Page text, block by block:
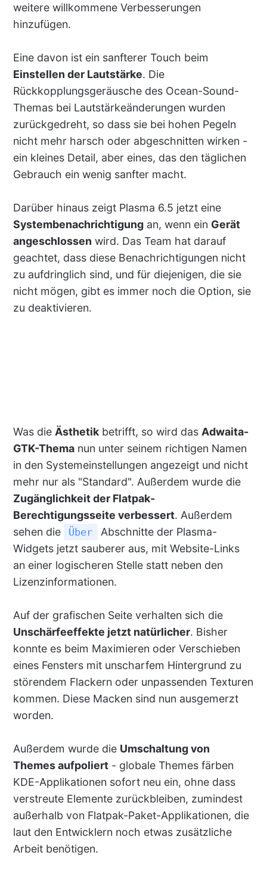
weitere willkommene Verbesserungen
hinzufügen.
Eine davon ist ein sanfterer Touch beim
Einstellen der Lautstärke. Die
Rückkopplungsgeräusche des Ocean-Sound-
Themas bei Lautstärkeänderungen wurden
zurückgedreht, so dass sie bei hohen Pegeln
nicht mehr harsch oder abgeschnitten wirken -
ein kleines Detail, aber eines, das den täglichen
Gebrauch ein wenig sanfter macht.
Darüber hinaus zeigt Plasma 6.5 jetzt eine
Systembenachrichtigungan, wenn ein Gerät
angeschlossen wird. Das Team hat darauf
geachtet, dass diese Benachrichtigungen nicht
zu aufdringlich sind, und für diejenigen, die sie
nicht mögen, gibt es immer noch die Option, sie
zu deaktivieren.
Was die Ästhetikbetrifft, so wird das Adwaita-
GTK-Themanun unter seinem richtigen Namen
in den Systemeinstellungen angezeigt und nicht
mehr nur als "Standard". Außerdem wurde die
Zugänglichkeit der Flatpak-
Berechtigungsseite verbessert. Außerdem
sehen die
Über
Abschnitte der Plasma-
Widgets jetzt sauberer aus, mit Website-Links
an einer logischeren Stelle statt neben den
Lizenzinformationen.
Auf der grafischen Seite verhalten sich die
Unschärfeeffekte jetzt natürlicher. Bisher
konnte es beim Maximieren oder Verschieben
eines Fensters mit unscharfem Hintergrund zu
störendem Flackern oder unpassenden Texturen
kommen. Diese Macken sind nun ausgemerzt
worden.
Außerdem wurde die Umschaltung von
Themes aufpoliert- globale Themes färben
KDE-Applikationen sofort neu ein, ohne dass
verstreute Elemente zurückbleiben, zumindest
außerhalb von Flatpak-Paket-Applikationen, die
laut den Entwicklern noch etwas zusätzliche
Arbeit benötigen.